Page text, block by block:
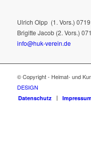
Ulrich Olpp (1. Vors.)
Brigitte Jacob (2. Vors.)
info@huk-verein.de
© Copyright - Heimat- und
DESIGN
Datenschutz Impressum